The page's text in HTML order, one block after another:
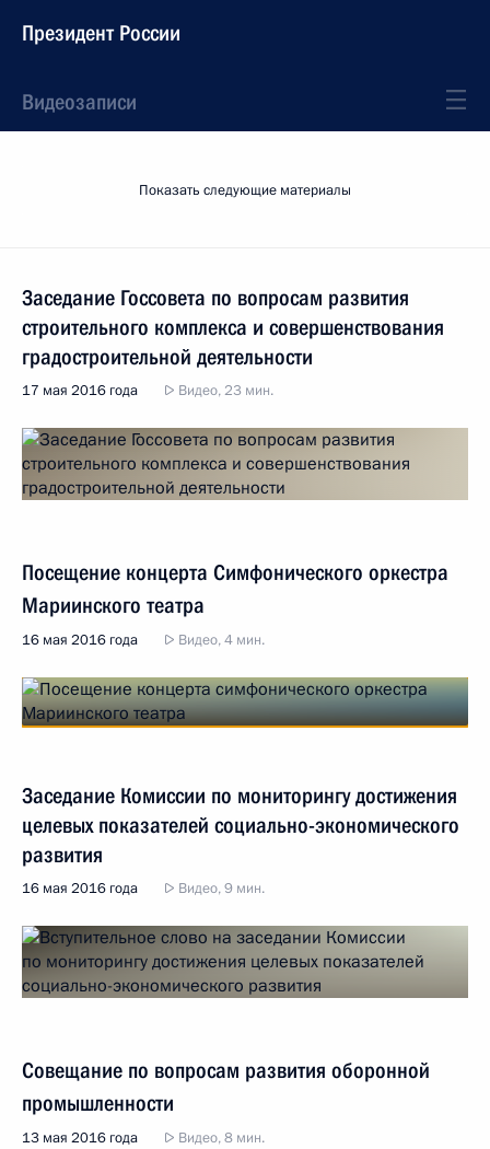
Президент России
Видеозаписи
Показать следующие материалы
Заседание Госсовета по вопросам развития
строительного комплекса и совершенствования
градостроительной деятельности
17 мая 2016 года Видео, 23 мин.
Посещение концерта Симфонического оркестра
Мариинского театра
16 мая 2016 года Видео, 4 мин.
Заседание Комиссии по мониторингу достижения
целевых показателей социально-экономического
развития
16 мая 2016 года Видео, 9 мин.
Совещание по вопросам развития оборонной
промышленности
13 мая 2016 года Видео, 8 мин.